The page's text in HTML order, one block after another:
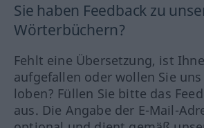
Sie haben Feedback zu
Wörterbüchern?
Fehlt eine Übersetzung, ist
aufgefallen oder wollen Sie
loben? Füllen Sie bitte das
aus. Die Angabe der E-Mail-